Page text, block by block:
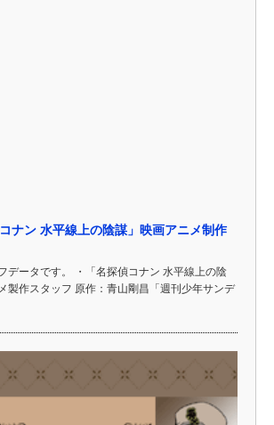
ナン 水平線上の陰謀」映画アニメ制作
データです。 ・「名探偵コナン 水平線上の陰
製作スタッフ 原作：青山剛昌「週刊少年サンデ